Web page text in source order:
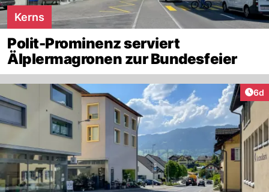
Kerns
Polit-Prominenz serviert
Älplermagronen zur Bundesfeier
6d